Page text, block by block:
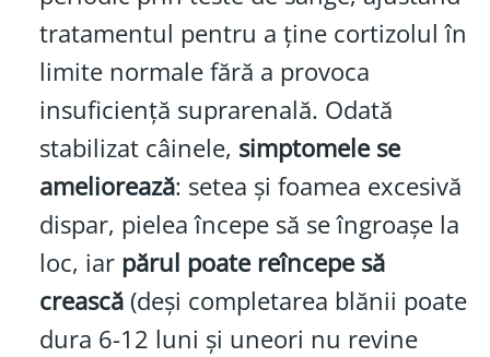
tratamentul pentru a ține cortizolul în
limite normale fără a provoca
insuficiență suprarenală. Odată
stabilizat câinele, simptomele se
ameliorează: setea și foamea excesivă
dispar, pielea începe să se îngroașe la
loc, iar părul poate reîncepe să
crească(deși completarea blănii poate
dura 6-12 luni și uneori nu revine